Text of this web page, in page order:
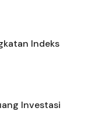
Indeks
Investasi